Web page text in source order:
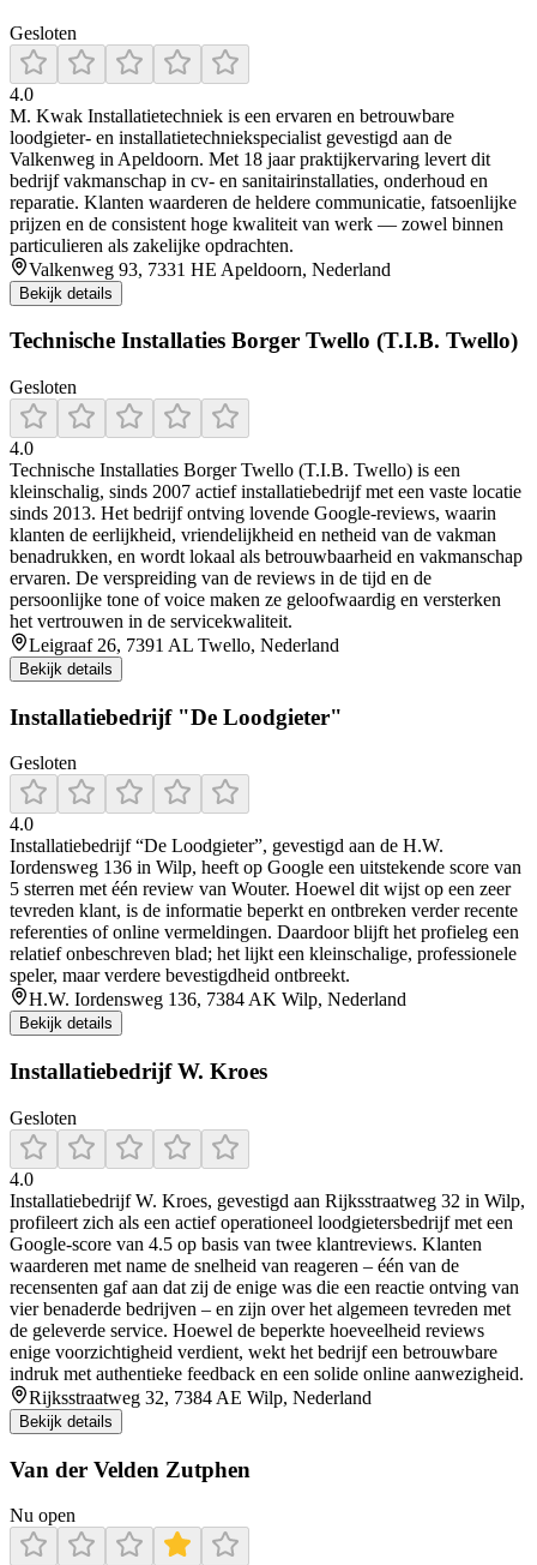
Gesloten
4.0
M. Kwak Installatietechniek is een ervaren en betrouwbare
loodgieter- en installatietechniekspecialist gevestigd aan de
Valkenweg in Apeldoorn. Met 18 jaar praktijkervaring levert dit
bedrijf vakmanschap in cv- en sanitairinstallaties, onderhoud en
reparatie. Klanten waarderen de heldere communicatie, fatsoenlijke
prijzen en de consistent hoge kwaliteit van werk — zowel binnen
particulieren als zakelijke opdrachten.
Valkenweg 93, 7331 HE Apeldoorn, Nederland
Bekijk details
Technische Installaties Borger Twello (T.I.B. Twello)
Gesloten
4.0
Technische Installaties Borger Twello (T.I.B. Twello) is een
kleinschalig, sinds 2007 actief installatiebedrijf met een vaste locatie
sinds 2013. Het bedrijf ontving lovende Google‑reviews, waarin
klanten de eerlijkheid, vriendelijkheid en netheid van de vakman
benadrukken, en wordt lokaal als betrouwbaarheid en vakmanschap
ervaren. De verspreiding van de reviews in de tijd en de
persoonlijke tone of voice maken ze geloofwaardig en versterken
het vertrouwen in de servicekwaliteit.
Leigraaf 26, 7391 AL Twello, Nederland
Bekijk details
Installatiebedrijf "De Loodgieter"
Gesloten
4.0
Installatiebedrijf “De Loodgieter”, gevestigd aan de H.W.
Iordensweg 136 in Wilp, heeft op Google een uitstekende score van
5 sterren met één review van Wouter. Hoewel dit wijst op een zeer
tevreden klant, is de informatie beperkt en ontbreken verder recente
referenties of online vermeldingen. Daardoor blijft het profieleg een
relatief onbeschreven blad; het lijkt een kleinschalige, professionele
speler, maar verdere bevestigdheid ontbreekt.
H.W. Iordensweg 136, 7384 AK Wilp, Nederland
Bekijk details
Installatiebedrijf W. Kroes
Gesloten
4.0
Installatiebedrijf W. Kroes, gevestigd aan Rijksstraatweg 32 in Wilp,
profileert zich als een actief operationeel loodgietersbedrijf met een
Google-score van 4.5 op basis van twee klantreviews. Klanten
waarderen met name de snelheid van reageren – één van de
recensenten gaf aan dat zij de enige was die een reactie ontving van
vier benaderde bedrijven – en zijn over het algemeen tevreden met
de geleverde service. Hoewel de beperkte hoeveelheid reviews
enige voorzichtigheid verdient, wekt het bedrijf een betrouwbare
indruk met authentieke feedback en een solide online aanwezigheid.
Rijksstraatweg 32, 7384 AE Wilp, Nederland
Bekijk details
Van der Velden Zutphen
Nu open